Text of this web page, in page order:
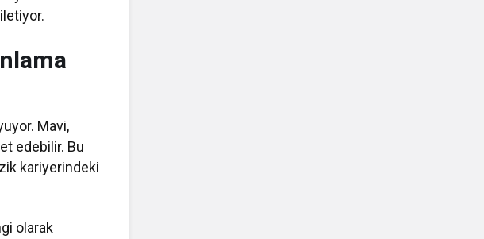
Mavi,
edebilir. Bu
kariyerindeki
olarak